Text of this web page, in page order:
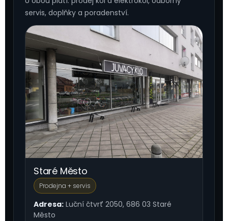
servis, doplňky a poradenství.
Staré Město
Prodejna + servis
Adresa: Luční čtvrť 2050, 686 03 Staré
Město